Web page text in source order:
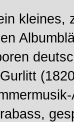
kleines,